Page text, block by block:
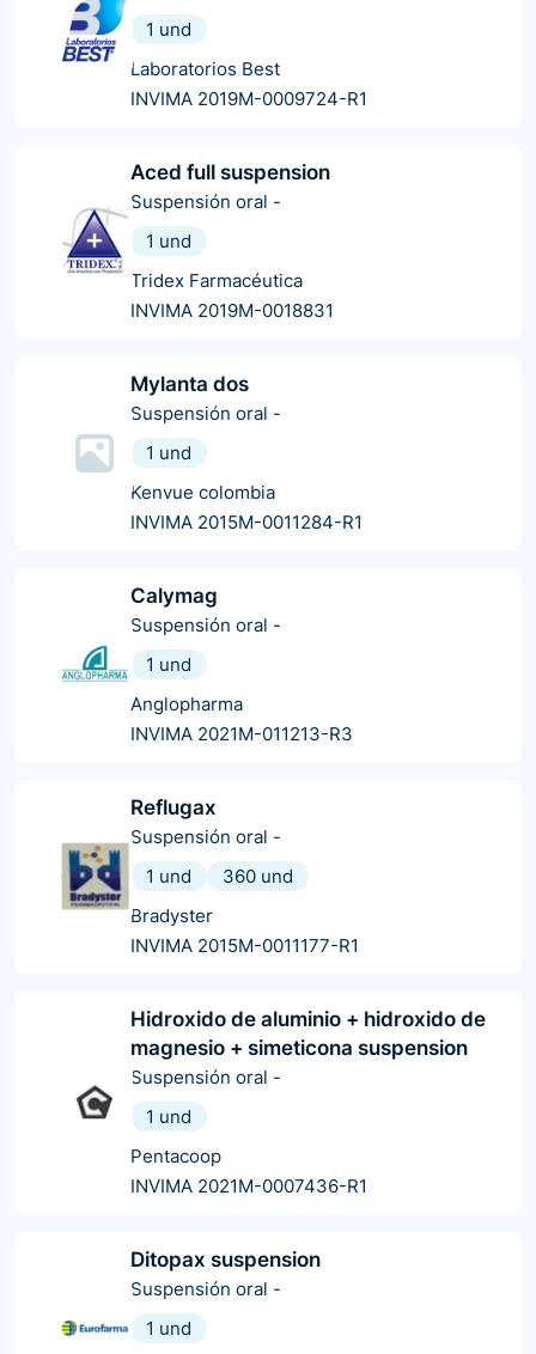
1 und
Laboratorios Best
INVIMA 2019M-0009724-R1
Aced full suspension
Suspensión oral -
1 und
Tridex Farmacéutica
INVIMA 2019M-0018831
Mylanta dos
Suspensión oral -
1 und
Kenvue colombia
INVIMA 2015M-0011284-R1
Calymag
Suspensión oral -
1 und
Anglopharma
INVIMA 2021M-011213-R3
Reflugax
Suspensión oral -
1 und
360 und
Bradyster
INVIMA 2015M-0011177-R1
Hidroxido de aluminio + hidroxido de
magnesio + simeticona suspension
Suspensión oral -
1 und
Pentacoop
INVIMA 2021M-0007436-R1
Ditopax suspension
Suspensión oral -
1 und